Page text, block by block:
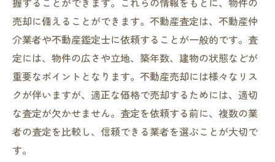
売却に備えることができます。不動産査定は、不動産仲
介業者や不動産鑑定士に依頼することが一般的です。査
定には、物件の広さや立地、築年数、建物の状態などが
重要なポイントとなります。不動産売却には様々なリス
クが伴いますが、適正な価格で売却するためには、適切
な査定が欠かせません。査定を依頼する前に、複数の業
者の査定を比較し、信頼できる業者を選ぶことが大切で
す。